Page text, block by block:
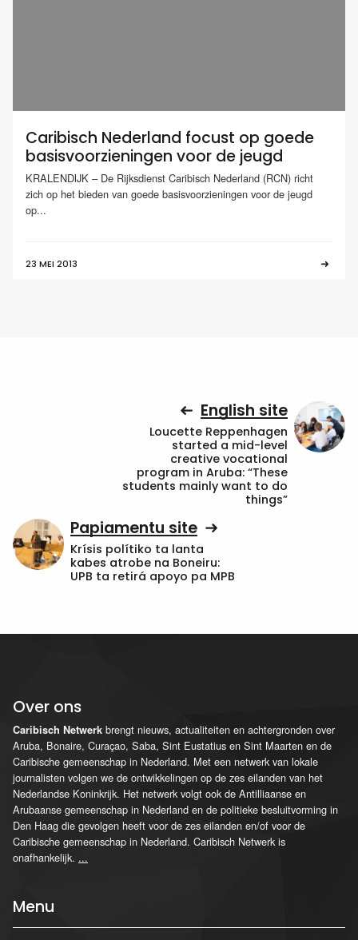
Caribisch Nederland focust op goede
basisvoorzieningen voor de jeugd
KRALENDIJK – De Rijksdienst Caribisch Nederland (RCN) richt
zich op het bieden van goede basisvoorzieningen voor de jeugd
op...
23 MEI 2013
English site
Loucette Reppenhagen
started a mid-level
creative vocational
program in Aruba: “These
students mainly want to do
things”
Papiamentu site
Krísis polítiko ta lanta
kabes atrobe na Boneiru:
UPB ta retirá apoyo pa MPB
Over ons
Caribisch Netwerk brengt nieuws, actualiteiten en achtergronden over
Aruba, Bonaire, Curaçao, Saba, Sint Eustatius en Sint Maarten en de
Caribische gemeenschap in Nederland. Met een netwerk van lokale
journalisten volgen we de ontwikkelingen op de zes eilanden van het
Nederlandse Koninkrijk. Het netwerk volgt ook de Antilliaanse en
Arubaanse gemeenschap in Nederland en de politieke besluitvorming in
Den Haag die gevolgen heeft voor de zes eilanden en/of voor de
Caribische gemeenschap in Nederland. Caribisch Netwerk is
onafhankelijk. ...
Menu